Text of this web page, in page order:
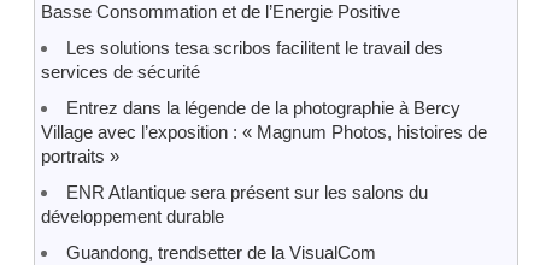
Basse Consommation et de l’Energie Positive
Les solutions tesa scribos facilitent le travail des
services de sécurité
Entrez dans la légende de la photographie à Bercy
Village avec l’exposition : « Magnum Photos, histoires de
portraits »
ENR Atlantique sera présent sur les salons du
développement durable
Guandong, trendsetter de la VisualCom